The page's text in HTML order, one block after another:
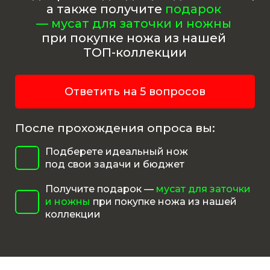
а также получите подарок
— мусат для заточки и ножны
при покупке ножа из нашей
ТОП-коллекции
Ответить на 5 вопросов
После прохождения опроса вы:
Подберете идеальный нож
под свои задачи и бюджет
Получите подарок — мусат для заточки
и ножны при покупке ножа из нашей
коллекции